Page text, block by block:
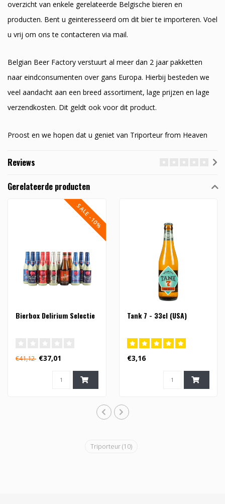
overzicht van enkele gerelateerde Belgische bieren en
producten. Bent u geinteresseerd om dit bier te importeren. Voel
u vrij om ons te contacteren via mail.
Belgian Beer Factory verstuurt al meer dan 2 jaar pakketten
naar eindconsumenten over gans Europa. Hierbij besteden we
veel aandacht aan een breed assortiment, lage prijzen en lage
verzendkosten. Dit geldt ook voor dit product.
Proost en we hopen dat u geniet van Triporteur from Heaven
Reviews
Gerelateerde producten
SALE -10%
Bierbox Delirium Selectie
€41,12 €37,01
Tank 7 - 33cl (USA)
€3,16
Triporteur(10)